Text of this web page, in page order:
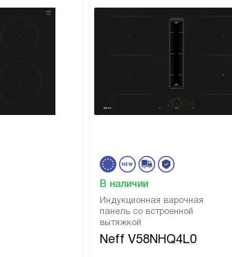
Индукционная варочная
панель со встроенной
вытяжкой
Neff V58NHQ4L0
В наличии